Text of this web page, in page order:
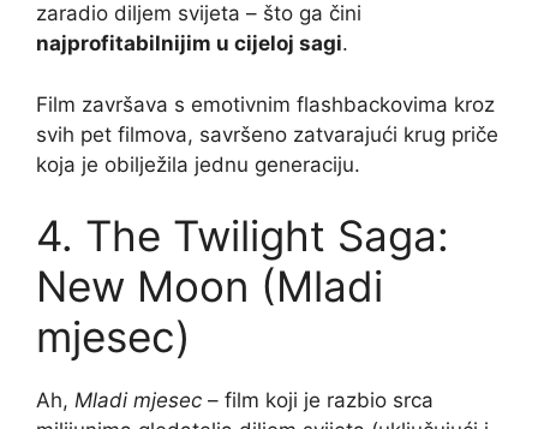
zaradio diljem svijeta – što ga čini
najprofitabilnijim u cijeloj sagi.
Film završava s emotivnim flashbackovima kroz
svih pet filmova, savršeno zatvarajući krug priče
koja je obilježila jednu generaciju.
4. The Twilight Saga:
New Moon (Mladi
mjesec)
Ah, Mladi mjesec – film koji je razbio srca